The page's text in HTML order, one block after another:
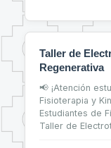
Taller de
Regenerativa
📢 ¡Atención
Fisioterapia y
Estudiantes de
Taller de